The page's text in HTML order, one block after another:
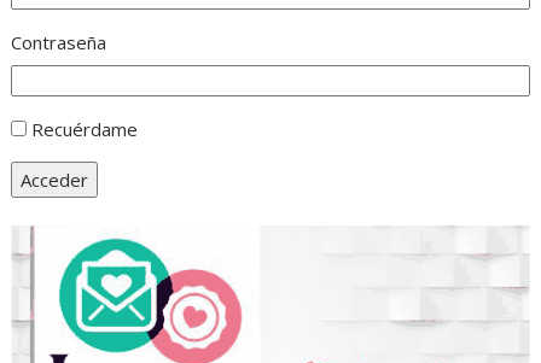
Contraseña
Recuérdame
Acceder